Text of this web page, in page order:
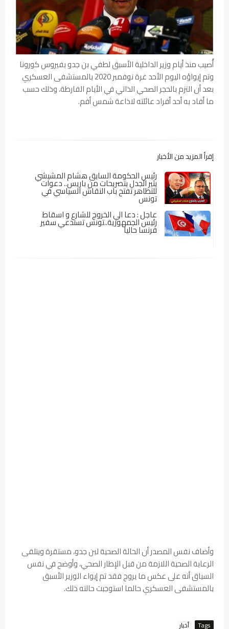
أُصيب منذ أيام وزير الداخلية الأسبق لطفي بن جدو بفيروس كورونا
وتم إيواؤه اليوم الأحد غرة نوفمبر 2020 بالمستشفى العسكري
بعد أن التزم بالحجر الصحي الذاتي في الأيام الفارطة، وذلك حسب
ما أفاد به أحد أفراد عائلته لاذاعة شمس أفم.
إقرأ المزيد من الأخبار
رئيس الحكومة السابق هشام المشيشي
يثير الجدل بتصريحات من باريس.. دعوات
للتظاهر تفتح باب النقاش السياسي في
تونس
عاجل : دعا الي الخروج للشارع و اسقاط
رئيس الجمهورية..تونس تستدعي سفير
فرنسا حاليا
وأضاف نفس المصدر أن الحالة الصحية لبن جدو، مستقرة ويتلقى
الرعاية الصحية اللازمة من قبل الإطار الصحي، وأوضح في نفس
السياق أنه على عكس ما يروج فقد تم إيواء الوزير الأسبق
بالمستشفى العسكري حالما استوجبت حالته ذلك.
Tags أخبار